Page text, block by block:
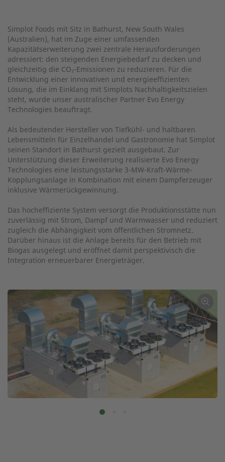
Simplot Foods mit Sitz in Bathurst, New South Wales
(Australien), hat im Zuge einer umfassenden
Kapazitätserweiterung zwei zentrale Herausforderungen
adressiert: den steigenden Energiebedarf zu decken und
gleichzeitig die CO₂-Emissionen zu reduzieren. Für die
Entwicklung einer innovativen und energieeffizienten
Lösung, die im Einklang mit Simplots Nachhaltigkeitszielen
steht, wurde unser australischer Partner Evo Energy
Technologies beauftragt.
Als bedeutender Hersteller von Tiefkühl- und haltbaren
Lebensmitteln für Einzelhandel und Gastronomie hat Simplot
seinen Standort in Bathurst gezielt ausgebaut. Zur
Unterstützung dieser Erweiterung realisierte Evo Energy
Technologies eine leistungsstarke 3-MW-Kraft-Wärme-
Kopplungsanlage in Kombination mit einem Dampferzeuger
inklusive Wärmerückgewinnung.
Das hocheffiziente System versorgt die Produktionsstätte nun
zuverlässig mit Strom, Dampf und Warmwasser und reduziert
zugleich die Abhängigkeit vom öffentlichen Stromnetz.
Darüber hinaus ist die Anlage bereits für den Betrieb mit
Biogas ausgelegt und eröffnet damit perspektivisch die
Integration erneuerbarer Energieträger.